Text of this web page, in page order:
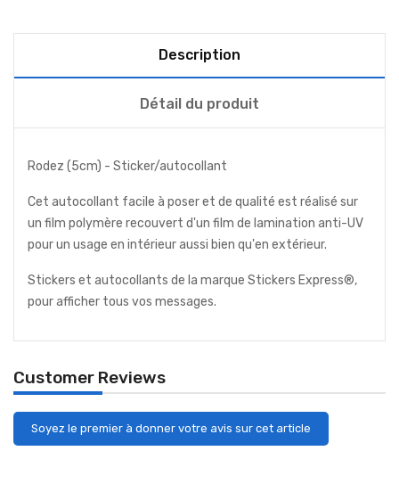
Description
Détail du produit
Rodez (5cm) - Sticker/autocollant
Cet autocollant facile à poser et de qualité est réalisé sur
un film polymère recouvert d'un film de lamination anti-UV
pour un usage en intérieur aussi bien qu'en extérieur.
Stickers et autocollants de la marque Stickers Express®,
pour afficher tous vos messages.
Customer Reviews
Soyez le premier à donner votre avis sur cet article